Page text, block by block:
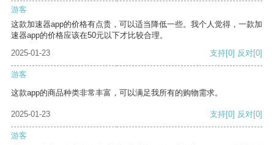
游客
这款加速器app的价格有点贵，可以适当降低一些。我个人觉得，一款加
速器app的价格应该在50元以下才比较合理。
2025-01-23
支持[0] 反对[0]
游客
这款app的商品种类非常丰富，可以满足我所有的购物需求。
2025-01-23 支持[0] 反对[0]
游客